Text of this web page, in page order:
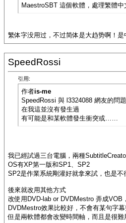
MaestroSBT 這個軟體，處理繁體中
繁体字没用过，不过简体是大趋势啊！是
SpeedRossi
引用:
作者is-me
SpeedRossi 與 l3324088 網友的問題
在我這並沒有發生過
有可能是和某軟體發生衝突或……
我已經試過三台電腦，兩種
OS有XP第一版和SP1、SP2
SP2是作業系統剛灌好就拿來試，也是不
後來就改用其他方式
改使用DVD-lab or DVDMestro 弄成VOB
DVDMestro效果比較好，不會有某句字
但是兩軟體都會改變時間軸，而且是很